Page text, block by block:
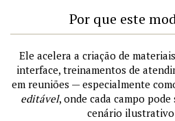
Por que este
Ele acelera a criação de
interface, treinamentos de
em reuniões — especialmente
editável, onde cada campo
cenário ilustrativo